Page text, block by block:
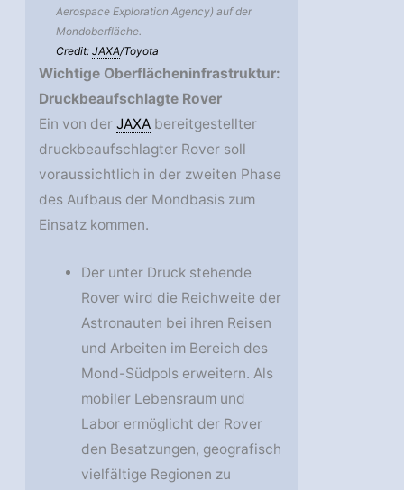
Aerospace Exploration Agency) auf der
Mondoberfläche.
Credit:JAXA/Toyota
Wichtige Oberflächeninfrastruktur:
Druckbeaufschlagte Rover
Ein von derJAXA bereitgestellter
druckbeaufschlagter Rover soll
voraussichtlich in der zweiten Phase
des Aufbaus der Mondbasis zum
Einsatz kommen.
Der unter Druck stehende
Rover wird die Reichweite der
Astronauten bei ihren Reisen
und Arbeiten im Bereich des
Mond-Südpols erweitern. Als
mobiler Lebensraum und
Labor ermöglicht der Rover
den Besatzungen, geografisch
vielfältige Regionen zu